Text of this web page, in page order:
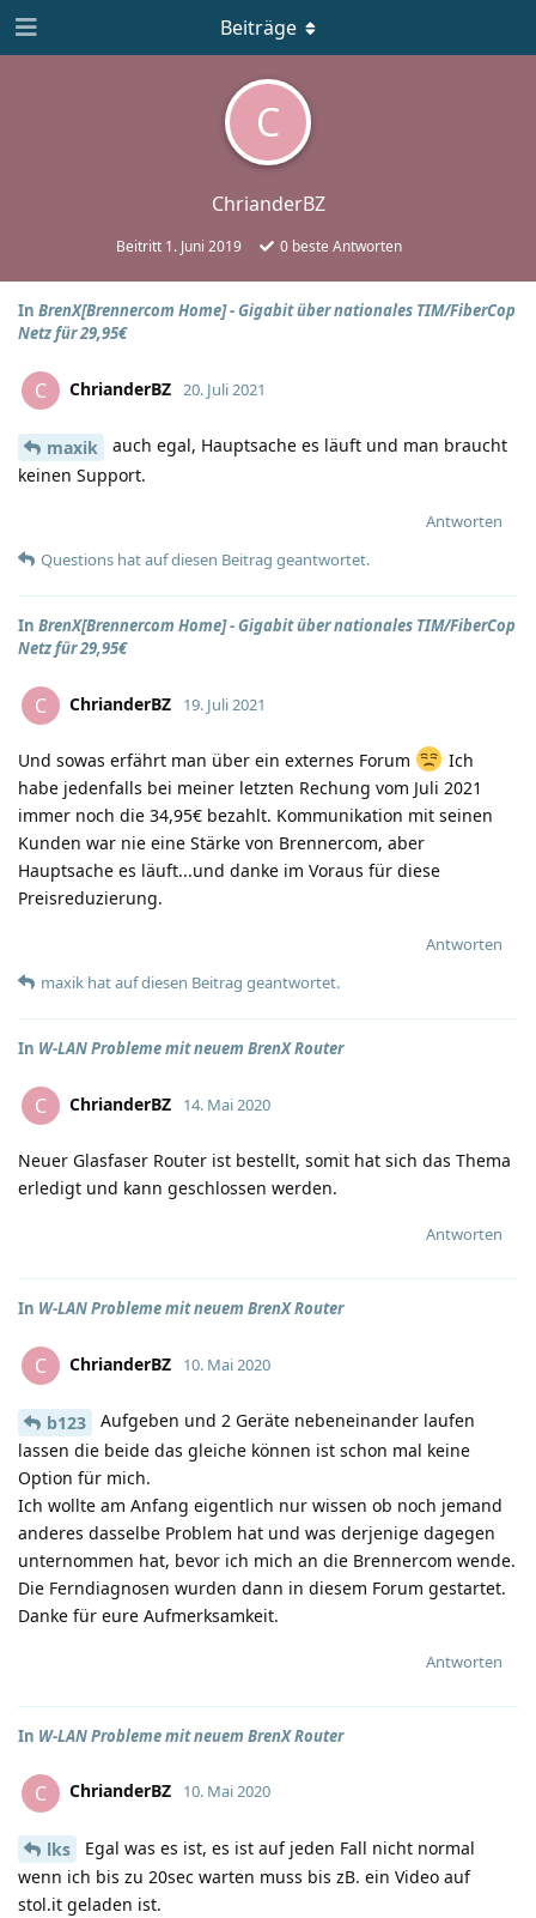
C
ChrianderBZ
Beitritt 1. Juni 2019 0 beste Antworten
Beiträge
In BrenX[Brennercom Home] - Gigabit über nationales TIM/FiberCop
Netz für 29,95€
C ChrianderBZ 20. Juli 2021
maxik
auch egal, Hauptsache es läuft und man braucht
keinen Support.
Antworten
Questions hatauf diesen Beitrag geantwortet.
In BrenX[Brennercom Home] - Gigabit über nationales TIM/FiberCop
Netz für 29,95€
C ChrianderBZ 19. Juli 2021
Und sowas erfährt man über ein externes Forum
Ich
habe jedenfalls bei meiner letzten Rechung vom Juli 2021
immer noch die 34,95€ bezahlt. Kommunikation mit seinen
Kunden war nie eine Stärke von Brennercom, aber
Hauptsache es läuft...und danke im Voraus für diese
Preisreduzierung.
Antworten
maxik hatauf diesen Beitrag geantwortet.
In W-LAN Probleme mit neuem BrenX Router
C ChrianderBZ 14. Mai 2020
Neuer Glasfaser Router ist bestellt, somit hat sich das Thema
erledigt und kann geschlossen werden.
Antworten
In W-LAN Probleme mit neuem BrenX Router
C ChrianderBZ 10. Mai 2020
b123
Aufgeben und 2 Geräte nebeneinander laufen
lassen die beide das gleiche können ist schon mal keine
Option für mich.
Ich wollte am Anfang eigentlich nur wissen ob noch jemand
anderes dasselbe Problem hat und was derjenige dagegen
unternommen hat, bevor ich mich an die Brennercom wende.
Die Ferndiagnosen wurden dann in diesem Forum gestartet.
Danke für eure Aufmerksamkeit.
Antworten
In W-LAN Probleme mit neuem BrenX Router
C ChrianderBZ 10. Mai 2020
lks
Egal was es ist, es ist auf jeden Fall nicht normal
wenn ich bis zu 20sec warten muss bis zB. ein Video auf
stol.it geladen ist.